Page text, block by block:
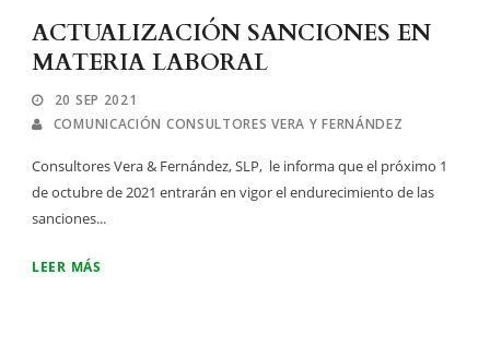
ACTUALIZACIÓN SANCIONES EN
MATERIA LABORAL
20 SEP 2021
COMUNICACIÓN CONSULTORES VERA Y FERNÁNDEZ
Consultores Vera & Fernández, SLP, le informa que el próximo 1
de octubre de 2021 entrarán en vigor el endurecimiento de las
sanciones...
LEER MÁS